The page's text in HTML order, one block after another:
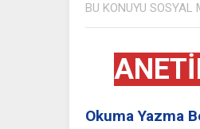
BU KONUYU SOSYAL
Okuma Yazma